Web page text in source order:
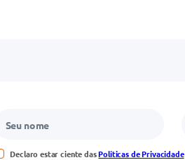
Declaro estar ciente dasPolíticas de Privacidade